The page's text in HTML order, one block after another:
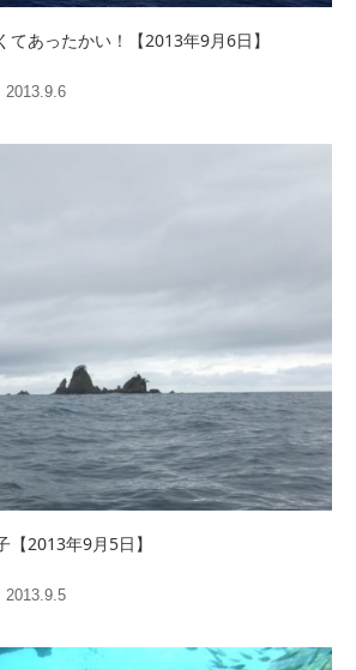
てあったかい！【2013年9月6日】
2013.9.6
2013年9月5日】
2013.9.5